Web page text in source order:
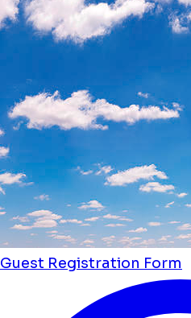
Guest Registration Form